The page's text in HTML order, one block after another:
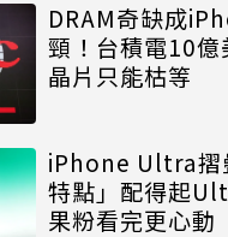
DRAM奇缺成
頸！台積電10億
晶片只能枯等
iPhone Ultra摺
特點」配得起
果粉看完更心動